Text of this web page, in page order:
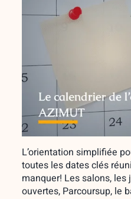
L’orientation simplifiée
toutes les dates clés
manquer! Les salons, les
ouvertes, Parcoursup, le